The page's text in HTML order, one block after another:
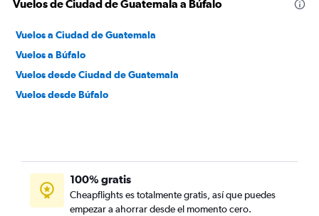
Vuelos de Ciudad de Guatemala a Búfalo
Vuelos a Ciudad de Guatemala
Vuelos a Búfalo
Vuelos desde Ciudad de Guatemala
Vuelos desde Búfalo
100% gratis
Cheapflights es totalmente gratis, así que puedes
empezar a ahorrar desde el momento cero.